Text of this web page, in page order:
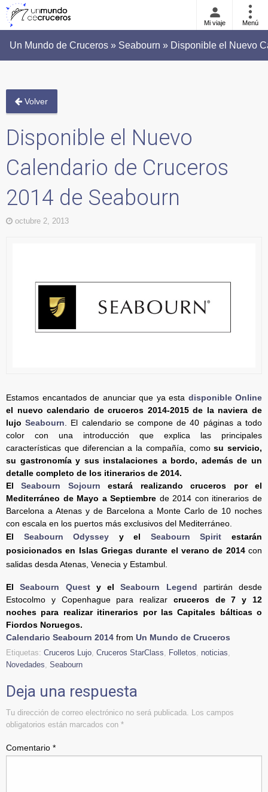
Mi viaje Menú
Un Mundo de Cruceros » Seabourn » Disponible el Nuevo
Volver
Disponible el Nuevo
Calendario de Cruceros
2014 de Seabourn
octubre 2, 2013
Estamos encantados de anunciar que ya esta disponible Online
el nuevo calendario de cruceros 2014-2015 de la naviera de
lujoSeabourn . El calendario se compone de 40 páginas a todo
color con una introducción que explica las principales
características que diferencian a la compañía, comosu servicio,
su gastronomía y sus instalaciones a bordo, además de un
detalle completo de los itinerarios de 2014.
ElSeabourn Sojourn estará realizando cruceros por el
Mediterráneo de Mayo a Septiembre de 2014 con itinerarios de
Barcelona a Atenas y de Barcelona a Monte Carlo de 10 noches
con escala en los puertos más exclusivos del Mediterráneo.
El Seabourn Odyssey y el Seabourn Spirit estarán
posicionados en Islas Griegas durante el verano de 2014con
salidas desda Atenas, Venecia y Estambul.
ElSeabourn Questy elSeabourn Legend
partirán desde
Estocolmo y Copenhague para realizar
cruceros de 7 y 12
noches para realizar itinerarios por las Capitales bálticas o
Fiordos Noruegos.
Calendario Seabourn 2014 from Un Mundo de Cruceros
Etiquetas: Cruceros Lujo Cruceros StarClass Folletos noticias
Novedades Seabourn
Deja una respuesta
Tu dirección de correo electrónico no será publicada.
Los campos
obligatorios están marcados con *
Comentario *